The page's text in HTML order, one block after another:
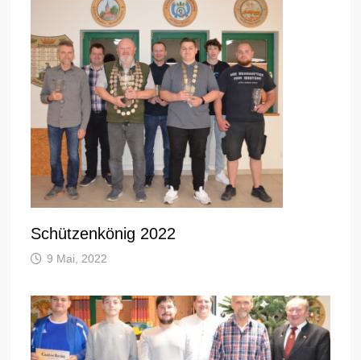
Schützenkönig 2022
9 Mai, 2022